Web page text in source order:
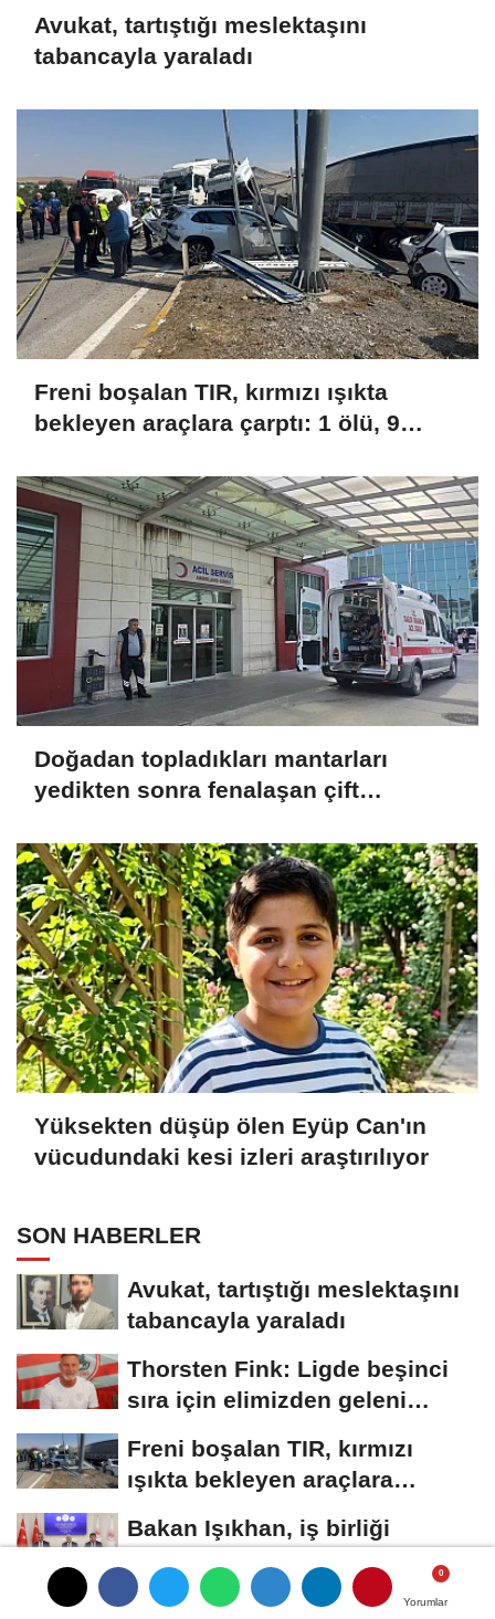
Yorumlar
Yorumlar
Avukat, tartıştığı meslektaşını
tabancayla yaraladı
Freni boşalan TIR, kırmızı ışıkta
bekleyen araçlara çarptı: 1 ölü, 9
Doğadan topladıkları mantarları
yedikten sonra fenalaşan çift
Yüksekten düşüp ölen Eyüp Can'ın
vücudundaki kesi izleri araştırılıyor
SON HABERLER
Avukat, tartıştığı meslektaşını
tabancayla yaraladı
Thorsten Fink: Ligde beşinci
sıra için elimizden geleni
Freni boşalan TIR, kırmızı
ışıkta bekleyen araçlara
Bakan Işıkhan, iş birliği
protokolü imza törenine katıldı
Doğadan topladıkları